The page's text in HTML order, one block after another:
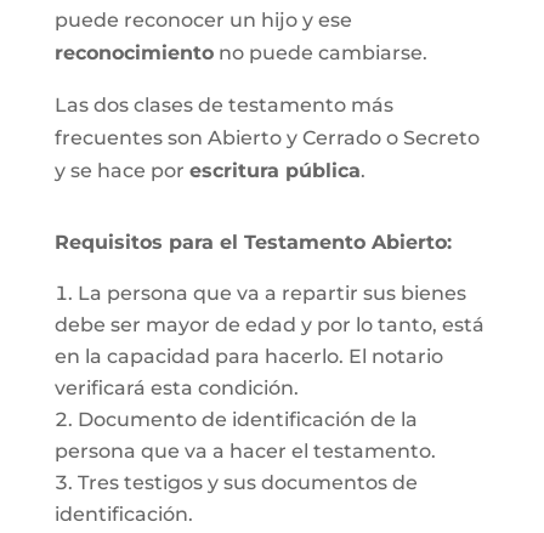
puede reconocer un hijo y ese
reconocimientono puede cambiarse.
Las dos clases de testamento más
frecuentes son Abierto y Cerrado o Secreto
y se hace por escritura pública.
Requisitos para el Testamento Abierto:
La persona que va a repartir sus bienes
debe ser mayor de edad y por lo tanto, está
en la capacidad para hacerlo. El notario
verificará esta condición.
Documento de identificación de la
persona que va a hacer el testamento.
Tres testigos y sus documentos de
identificación.